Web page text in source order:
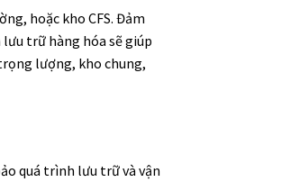
hoặc kho CFS. Đảm
lưu trữ hàng hóa sẽ giúp
lượng, kho chung,
quá trình lưu trữ và vận